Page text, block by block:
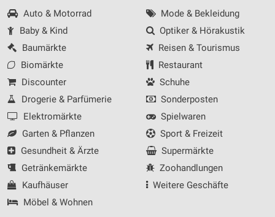
Auto & Motorrad
Baby & Kind
Baumärkte
Biomärkte
Discounter
Drogerie & Parfümerie
Elektromärkte
Garten & Pflanzen
Gesundheit & Ärzte
Getränkemärkte
Kaufhäuser
Möbel & Wohnen
Mode & Bekleidung
Optiker & Hörakustik
Reisen & Tourismus
Restaurant
Schuhe
Sonderposten
Spielwaren
Sport & Freizeit
Supermärkte
Zoohandlungen
Weitere Geschäfte